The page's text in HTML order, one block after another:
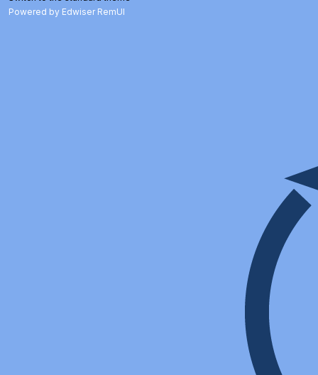
Powered by Edwiser RemUI